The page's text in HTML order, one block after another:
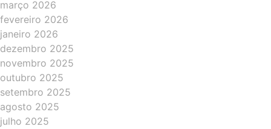
março 2026
fevereiro 2026
janeiro 2026
dezembro 2025
novembro 2025
outubro 2025
setembro 2025
agosto 2025
julho 2025